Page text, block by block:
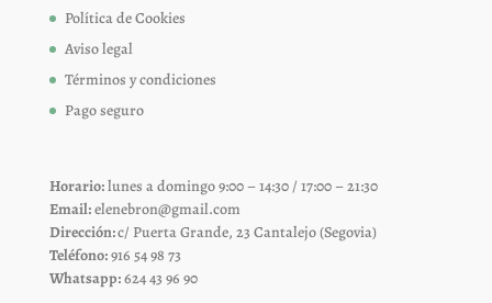
Política de Cookies
Aviso legal
Términos y condiciones
Pago seguro
Horario:lunes a domingo 9:00 – 14:30 / 17:00 – 21:30
Email:elenebron@gmail.com
Dirección:c/ Puerta Grande, 23 Cantalejo (Segovia)
Teléfono:916 54 98 73
Whatsapp:624 43 96 90